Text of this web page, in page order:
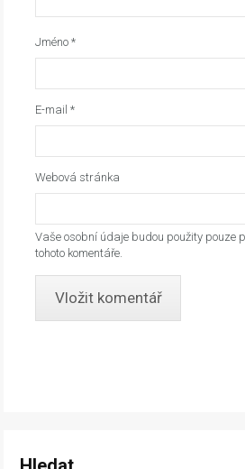
Jméno*
E-mail*
Webová stránka
Vaše osobní údaje budou použity pouze
tohoto komentáře.